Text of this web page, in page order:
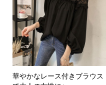
華やかなレース付きブラウス